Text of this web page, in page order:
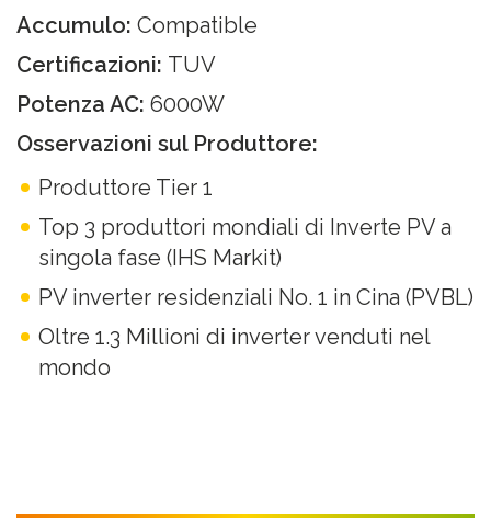
Accumulo: Compatible
Certificazioni: TUV
Potenza AC: 6000W
Osservazioni sul Produttore:
Produttore Tier 1
Top 3 produttori mondiali di Inverte PV a
singola fase (IHS Markit)
PV inverter residenziali No. 1 in Cina (PVBL)
Oltre 1.3 Millioni di inverter venduti nel
mondo